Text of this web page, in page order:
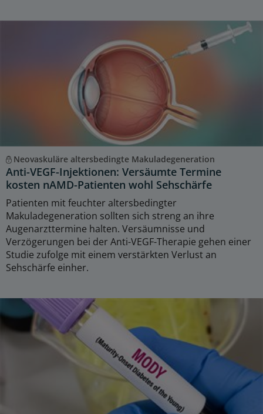
Neovaskuläre altersbedingte Makuladegeneration
Anti-VEGF-Injektionen: Versäumte Termine
kosten nAMD-Patienten wohl Sehschärfe
Patienten mit feuchter altersbedingter
Makuladegeneration sollten sich streng an ihre
Augenarzttermine halten. Versäumnisse und
Verzögerungen bei der Anti-VEGF-Therapie gehen einer
Studie zufolge mit einem verstärkten Verlust an
Sehschärfe einher.